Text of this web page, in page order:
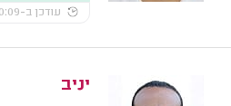
עודכן ב-10:09
יניב